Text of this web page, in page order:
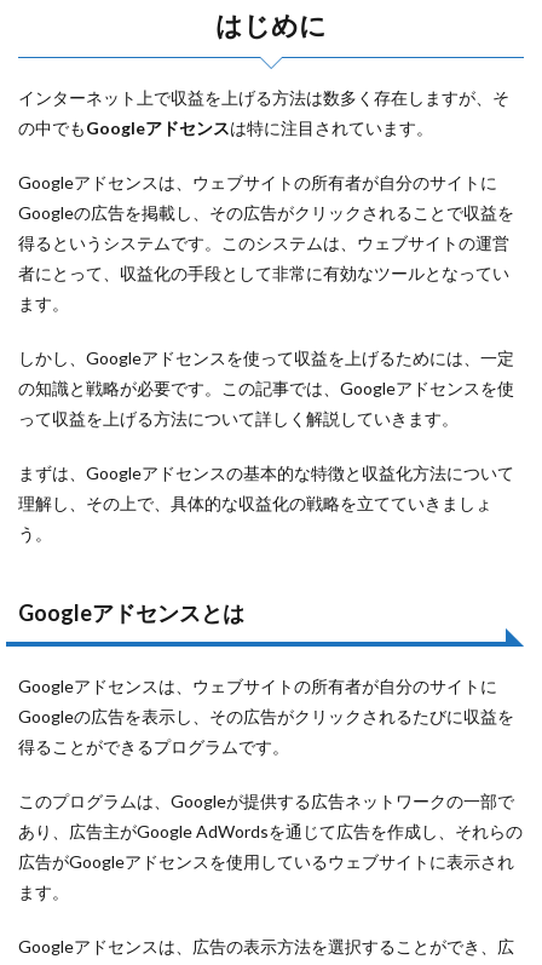
はじめに
インターネット上で収益を上げる方法は数多く存在しますが、そ
の中でもGoogleアドセンスは特に注目されています。
Googleアドセンスは、ウェブサイトの所有者が自分のサイトに
Googleの広告を掲載し、その広告がクリックされることで収益を
得るというシステムです。このシステムは、ウェブサイトの運営
者にとって、収益化の手段として非常に有効なツールとなってい
ます。
しかし、Googleアドセンスを使って収益を上げるためには、一定
の知識と戦略が必要です。この記事では、Googleアドセンスを使
って収益を上げる方法について詳しく解説していきます。
まずは、Googleアドセンスの基本的な特徴と収益化方法について
理解し、その上で、具体的な収益化の戦略を立てていきましょ
う。
Googleアドセンスとは
Googleアドセンスは、ウェブサイトの所有者が自分のサイトに
Googleの広告を表示し、その広告がクリックされるたびに収益を
得ることができるプログラムです。
このプログラムは、Googleが提供する広告ネットワークの一部で
あり、広告主がGoogle AdWordsを通じて広告を作成し、それらの
広告がGoogleアドセンスを使用しているウェブサイトに表示され
ます。
Googleアドセンスは、広告の表示方法を選択することができ、広
アフィリエイト 記事 内容
アフィリエイト 稼ぐ コツ
アフィリエイト 始め方
アフィリエイト ホームページ
アフィリエイト ブログ サイト
アフィリエイト ブログ
アフィリエイト バナー 貼り方
アフィリエイト やり方 スマホ
アフィリエイト やり方
アフィリエイト
WEBライター
FX 手数料 無料
fx アフィリエイト
fx
amazon アフィリエイト 始め方
amazon アフィリエイト 審査 記事数
アフィリエイト クリック
アフェリエイトブログ テーマ
アフィリエイト初心者
アフィリエイトブログ
アフィリエイト 閲覧数
アフィリエイト 詐欺
アフィリエイト 構成
アフィリエイト 掲示板